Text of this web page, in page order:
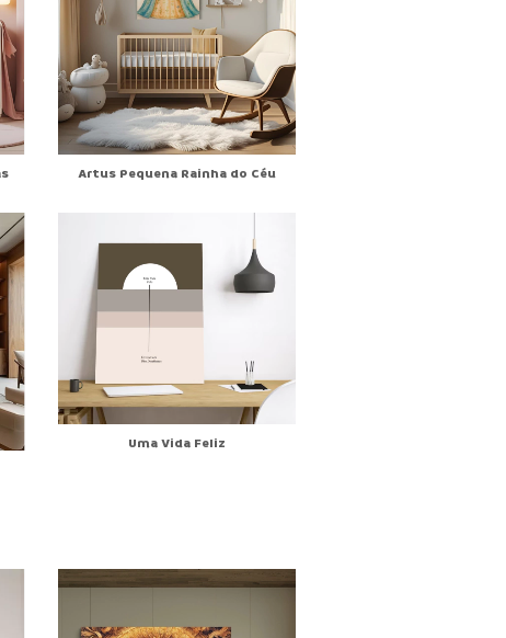
Artus Pequena Rainha do Céu
Uma Vida Feliz